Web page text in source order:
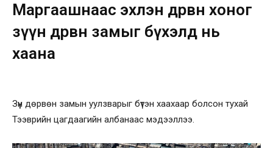
Маргаашнаас эхлэн дөрвөн хоног
зүүн дөрвөн замыг бүхэлд нь
хаана
Зүүн дөрвөн замын уулзварыг бүтэн хаахаар болсон тухай
Тээврийн цагдаагийн албанаас мэдээллээ.